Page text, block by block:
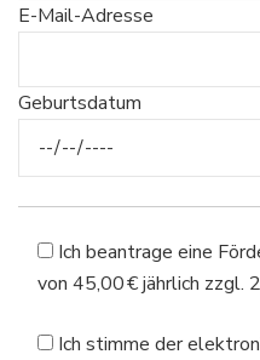
E-Mail-Adresse
Geburtsdatum
Ich beantrage eine
von 45,00 € jährlich zzgl.
Ich stimme der